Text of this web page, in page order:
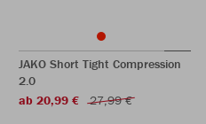
JAKO Short Tight Compression
2.0
ab 20,99 €
27,99 €